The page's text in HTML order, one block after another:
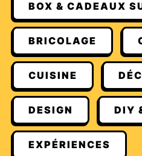
BOX & CADEAUX
BRICOLAGE
CUISINE
DESIGN DIY
EXPÉRIENCES